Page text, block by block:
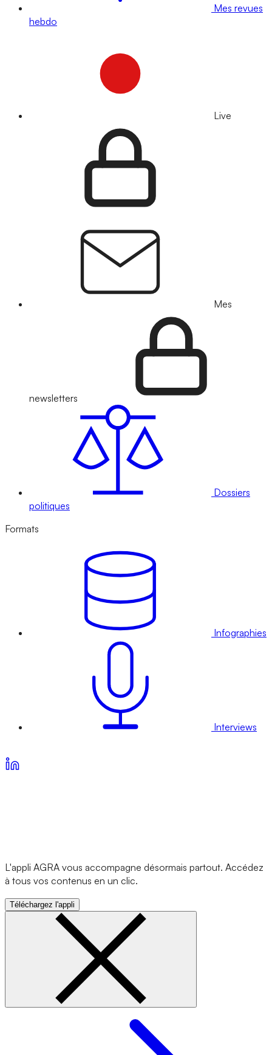
Mes revues
hebdo
Live
Mes
newsletters
Dossiers
politiques
Formats
Infographies
Interviews
L'appli AGRA vous accompagne désormais partout. Accédez
à tous vos contenus en un clic.
Téléchargez l'appli